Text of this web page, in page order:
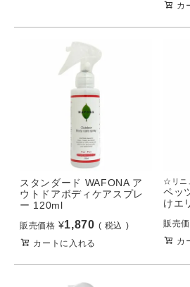
カ
スタンダード WAFONA ア
ウトドアボディケアスプレ
ー 120ml
販売価格 ¥1,870
税込
カートに入れる
☆リニ
ペッ
けエ
販売
カ